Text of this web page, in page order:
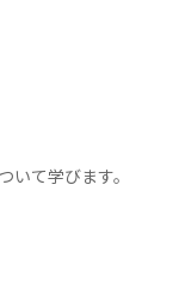
て学びます。